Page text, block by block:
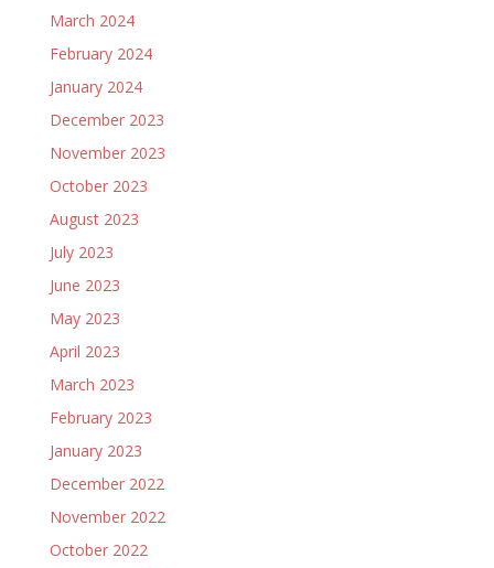
March 2024
February 2024
January 2024
December 2023
November 2023
October 2023
August 2023
July 2023
June 2023
May 2023
April 2023
March 2023
February 2023
January 2023
December 2022
November 2022
October 2022